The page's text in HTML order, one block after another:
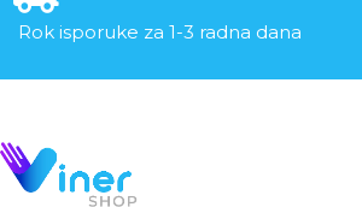
Rok isporuke za 1-3 radna dana